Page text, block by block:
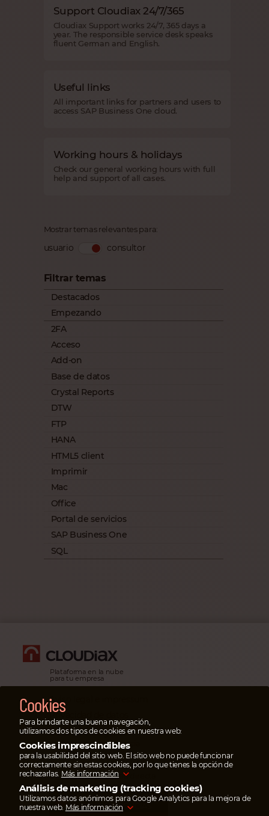
Mostrar temas relevantes para:
usuario consultor
Filtrar temas
Destacados
Empezando
2FA
Acceso
Add-on
Base de datos
Crystal Reports
DTW
FTP
HANA
HTML5 client
Imprimir
Mac
Office
Portal de servicios
SAP Business One
SQL
Support Cloudiax 24/7/365
Cloudiax Support works 24/7, 365 days a
year. The responsible service desk speaks
fluent German and English.
Useful links
All important links for partners and users to
access SAP Business One cloud.
Working hours & holidays
Check our general working hours with full
help and support of all cases.
Plataforma en la nube
para tu empresa
Aviso legal e impressum
Privacidad de datos
Casos de emergencia
En casos de emergencia
escribe un ticket
en el portal de servicios
ollamanuestra línea directa.
AHORRA HASTA 95%
EN TRANSFERENCIAS
Cookies
Para brindarte una buena navegación,
utilizamos dos tipos de cookies en nuestra web:
Cookies imprescindibles
para la usabilidad del sitio web. El sitio web no puede funcionar
correctamente sin estas cookies, por lo que tienes la opción de
rechazarlas. Más información
Análisis de marketing (tracking cookies)
Utilizamos datos anónimos para Google Analytics para la mejora de
nuestra web. Más información